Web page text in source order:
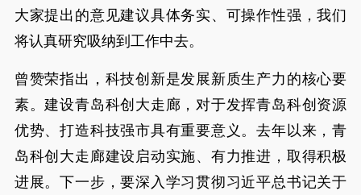
大家提出的意见建议具体务实、可操作性强，我们
将认真研究吸纳到工作中去。
曾赞荣指出，科技创新是发展新质生产力的核心要
素。建设青岛科创大走廊，对于发挥青岛科创资源
优势、打造科技强市具有重要意义。去年以来，青
岛科创大走廊建设启动实施、有力推进，取得积极
进展。下一步，要深入学习贯彻习近平总书记关于